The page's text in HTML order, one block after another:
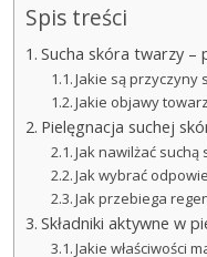
Spis treści
Sucha skóra twarzy –
Jakie są przyczyny
Jakie objawy
Pielęgnacja suchej
Jak nawilżać suchą
Jak wybrać
Jak przebiega
Składniki aktywne w
Jakie właściwości